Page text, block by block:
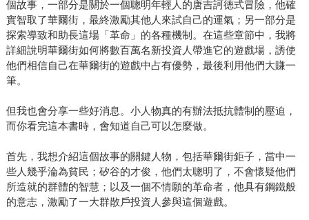
個故事，一部分是關於一個聰明年輕人的唐吉訶德式冒險，他確
實智取了華爾街，最終激勵其他人來試自己的運氣；另一部分是
探索導致和助長這場「革命」的各種機制。在這些章節中，我將
詳細說明華爾街如何將數百萬名新投資人帶進它的遊戲場，誘使
他們相信自己在華爾街的遊戲中占有優勢，最後利用他們大賺一
筆。
但我也會分享一些好消息。小人物真的有辦法抵抗體制的壓迫，
而你看完這本書時，會知道自己可以怎麼做。
首先，我想介紹這個故事的關鍵人物，包括華爾街鉅子，當中一
些人幾乎淪為貧民；矽谷的才俊，他們太聰明了，不會懷疑他們
所造就的群體的智慧；以及一個不情願的革命者，他具有鋼鐵般
的意志，激勵了一大群散戶投資人參與這個遊戲。